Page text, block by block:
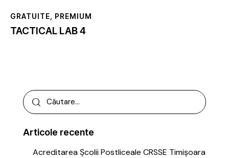
GRATUITE PREMIUM
TACTICAL LAB 4
Articole recente
Acreditarea Școlii Postliceale CRSSE Timișoara